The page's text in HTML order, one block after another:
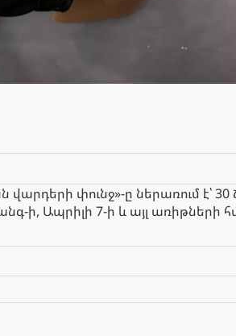
փունջ»-ը ներառում է՝
ի, Ապրիլի 7-ի և այլ